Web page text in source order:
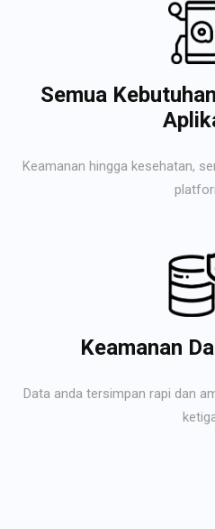
Semua
Keamanan hingga kesehatan,
Keamanan
Data anda tersimpan rapi dan